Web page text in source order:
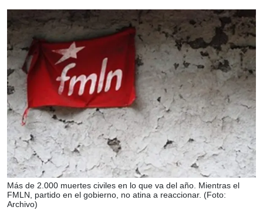
Más de 2.000 muertes civiles en lo que va del año. Mientras el
FMLN, partido en el gobierno, no atina a reaccionar. (Foto:
Archivo)